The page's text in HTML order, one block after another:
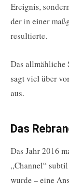
Ereignis,
der in einer
resultierte.
Das allmähliche
sagt viel über
aus.
Das
Das Jahr 2016
„Channel“
wurde – eine